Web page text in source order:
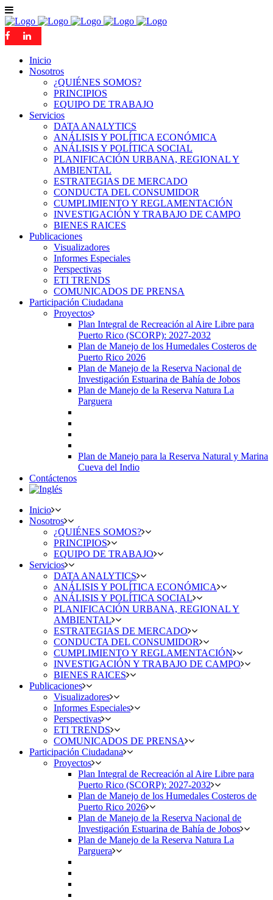
Inicio
Nosotros
¿QUIÉNES SOMOS?
PRINCIPIOS
EQUIPO DE TRABAJO
Servicios
DATA ANALYTICS
ANÁLISIS Y POLÍTICA ECONÓMICA
ANÁLISIS Y POLÍTICA SOCIAL
PLANIFICACIÓN URBANA, REGIONAL Y
AMBIENTAL
ESTRATEGIAS DE MERCADO
CONDUCTA DEL CONSUMIDOR
CUMPLIMIENTO Y REGLAMENTACIÓN
INVESTIGACIÓN Y TRABAJO DE CAMPO
BIENES RAICES
Publicaciones
Visualizadores
Informes Especiales
Perspectivas
ETI TRENDS
COMUNICADOS DE PRENSA
Participación Ciudadana
Proyectos
Plan Integral de Recreación al Aire Libre para
Puerto Rico (SCORP): 2027-2032
Plan de Manejo de los Humedales Costeros de
Puerto Rico 2026
Plan de Manejo de la Reserva Nacional de
Investigación Estuarina de Bahía de Jobos
Plan de Manejo de la Reserva Natura La
Parguera
Plan de Manejo para la Reserva Natural y Marina
Cueva del Indio
Contáctenos
Inicio
Nosotros
¿QUIÉNES SOMOS?
PRINCIPIOS
EQUIPO DE TRABAJO
Servicios
DATA ANALYTICS
ANÁLISIS Y POLÍTICA ECONÓMICA
ANÁLISIS Y POLÍTICA SOCIAL
PLANIFICACIÓN URBANA, REGIONAL Y
AMBIENTAL
ESTRATEGIAS DE MERCADO
CONDUCTA DEL CONSUMIDOR
CUMPLIMIENTO Y REGLAMENTACIÓN
INVESTIGACIÓN Y TRABAJO DE CAMPO
BIENES RAICES
Publicaciones
Visualizadores
Informes Especiales
Perspectivas
ETI TRENDS
COMUNICADOS DE PRENSA
Participación Ciudadana
Proyectos
Plan Integral de Recreación al Aire Libre para
Puerto Rico (SCORP): 2027-2032
Plan de Manejo de los Humedales Costeros de
Puerto Rico 2026
Plan de Manejo de la Reserva Nacional de
Investigación Estuarina de Bahía de Jobos
Plan de Manejo de la Reserva Natura La
Parguera